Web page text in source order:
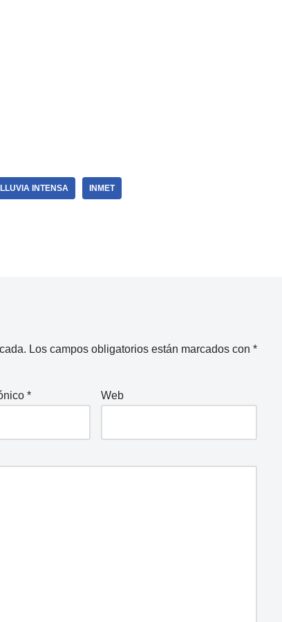
INTENSA INMET
Los campos obligatorios están marcados con *
* Web